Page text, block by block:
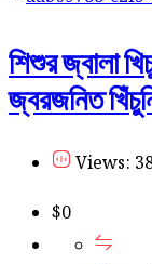
শিশুর জ্বালা
জ্বরজনিত
Views:
$0